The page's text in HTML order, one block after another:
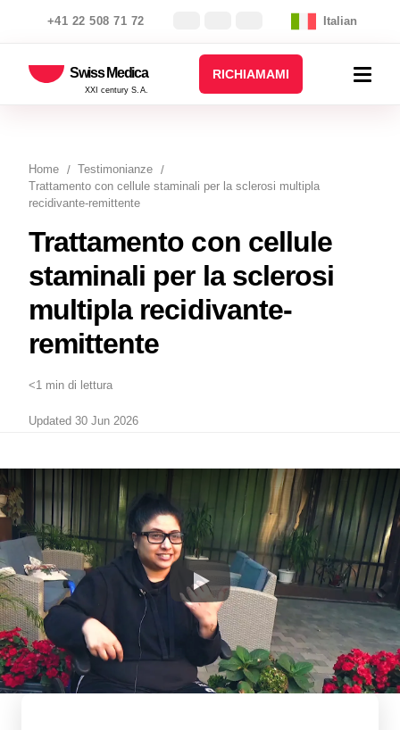
+41 22 508 71 72 Italian
Swiss Medica
XXI century S.A.
RICHIAMAMI
Home
Testimonianze
Trattamento con cellule staminali per la sclerosi multipla
recidivante-remittente
Trattamento con cellule
staminali per la sclerosi
multipla recidivante-
remittente
<1 min di lettura
Updated 30 Jun 2026